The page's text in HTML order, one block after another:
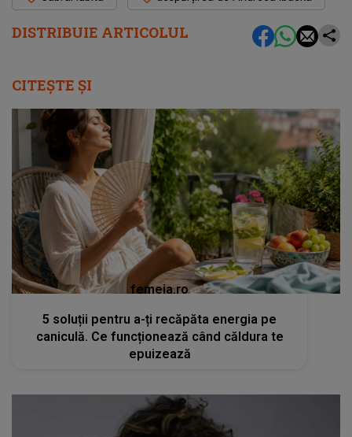
DISTRIBUIE ARTICOLUL
CITEȘTE ȘI
femeia.ro
5 soluții pentru a-ți recăpăta energia pe
caniculă. Ce funcționează când căldura te
epuizează